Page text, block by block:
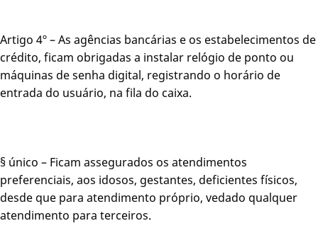
Artigo 4º – As agências bancárias e os estabelecimentos de
crédito, ficam obrigadas a instalar relógio de ponto ou
máquinas de senha digital, registrando o horário de
entrada do usuário, na fila do caixa.
§ único – Ficam assegurados os atendimentos
preferenciais, aos idosos, gestantes, deficientes físicos,
desde que para atendimento próprio, vedado qualquer
atendimento para terceiros.